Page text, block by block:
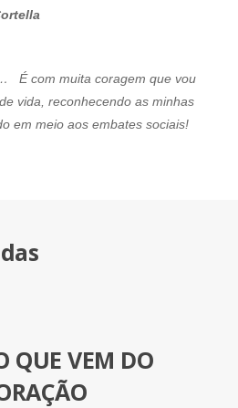
É com muita coragem que vou
vida, reconhecendo as minhas
em meio aos embates sociais!
QUE VEM DO